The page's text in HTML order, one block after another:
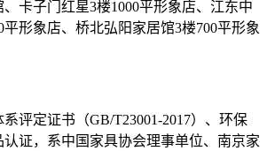
、卡子门红星3楼1000平形象店、江东中
平形象店、桥北弘阳家居馆3楼700平形象
评定证书（GB/T23001-2017）、环保
证，系中国家具协会理事单位、南京家